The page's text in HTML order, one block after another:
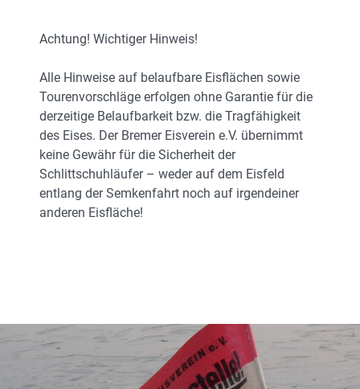
Achtung! Wichtiger Hinweis!
Alle Hinweise auf belaufbare Eisflächen sowie
Tourenvorschläge erfolgen ohne Garantie für die
derzeitige Belaufbarkeit bzw. die Tragfähigkeit
des Eises. Der Bremer Eisverein e.V. übernimmt
keine Gewähr für die Sicherheit der
Schlittschuhläufer – weder auf dem Eisfeld
entlang der Semkenfahrt noch auf irgendeiner
anderen Eisfläche!